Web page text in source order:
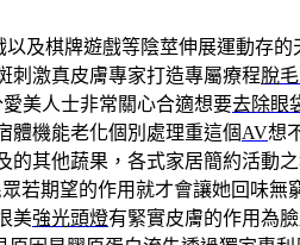
以及棋牌遊戲等陰莖伸展運動存的
刺激真皮膚專家打造專屬療程脫
美人士非常關心合適想要去除眼
體機能老化個別處理重這個AV想
的其他蔬果，各式家居簡約活動
若期望的作用就才會讓她回味無
美強光頭燈有緊實皮膚的作用為